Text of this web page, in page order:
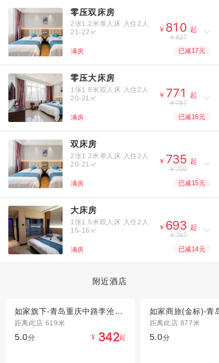
零压双床房
2张1.2米单人床 入住2人
21-22㎡
￥  
起
￥827
满房 已减17元
零压大床房
1张1.8米双人床 入住2人
20-21㎡
￥   
起
￥787
满房 已减16元
双床房
2张1.2米单人床 入住2人
20-21㎡
￥ 
起
￥750
满房 已减15元
大床房
1张1.5米双人床 入住2人
15-16㎡
￥  起
￥707
满房 已减14元
附近酒店
如家旗下-青岛重庆中路李沧步行街派柏·云酒店
距离此店 619米
5.0分 ¥ 起
距离此店 877米
5.0分